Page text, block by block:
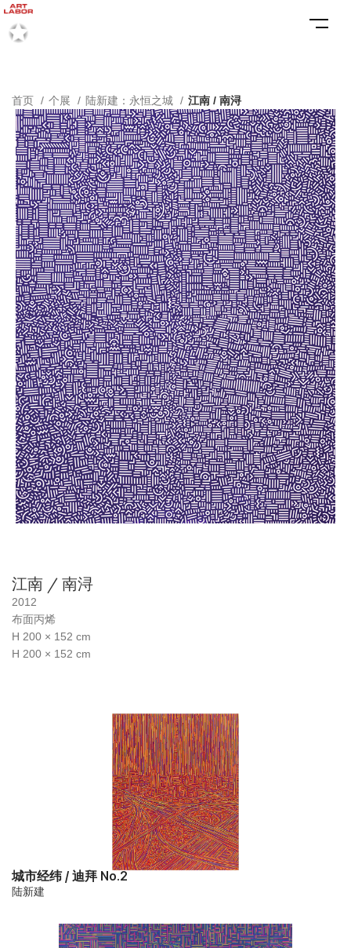
首页 个展 陆新建：永恒之城 江南 / 南浔
江南 / 南浔
2012
布面丙烯
H 200 × 152 cm
H 200 × 152 cm
城市经纬 / 迪拜 No.2
陆新建